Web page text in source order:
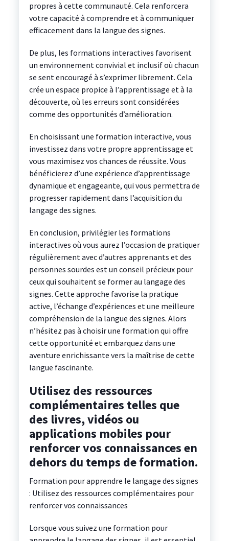
propres à cette communauté. Cela renforcera
votre capacité à comprendre et à communiquer
efficacement dans la langue des signes.
De plus, les formations interactives favorisent
un environnement convivial et inclusif où chacun
se sent encouragé à s’exprimer librement. Cela
crée un espace propice à l’apprentissage et à la
découverte, où les erreurs sont considérées
comme des opportunités d’amélioration.
En choisissant une formation interactive, vous
investissez dans votre propre apprentissage et
vous maximisez vos chances de réussite. Vous
bénéficierez d’une expérience d’apprentissage
dynamique et engageante, qui vous permettra de
progresser rapidement dans l’acquisition du
langage des signes.
En conclusion, privilégier les formations
interactives où vous aurez l’occasion de pratiquer
régulièrement avec d’autres apprenants et des
personnes sourdes est un conseil précieux pour
ceux qui souhaitent se former au langage des
signes. Cette approche favorise la pratique
active, l’échange d’expériences et une meilleure
compréhension de la langue des signes. Alors
n’hésitez pas à choisir une formation qui offre
cette opportunité et embarquez dans une
aventure enrichissante vers la maîtrise de cette
langue fascinante.
Utilisez des ressources
complémentaires telles que
des livres, vidéos ou
applications mobiles pour
renforcer vos connaissances en
dehors du temps de formation.
Formation pour apprendre le langage des signes
: Utilisez des ressources complémentaires pour
renforcer vos connaissances
Lorsque vous suivez une formation pour